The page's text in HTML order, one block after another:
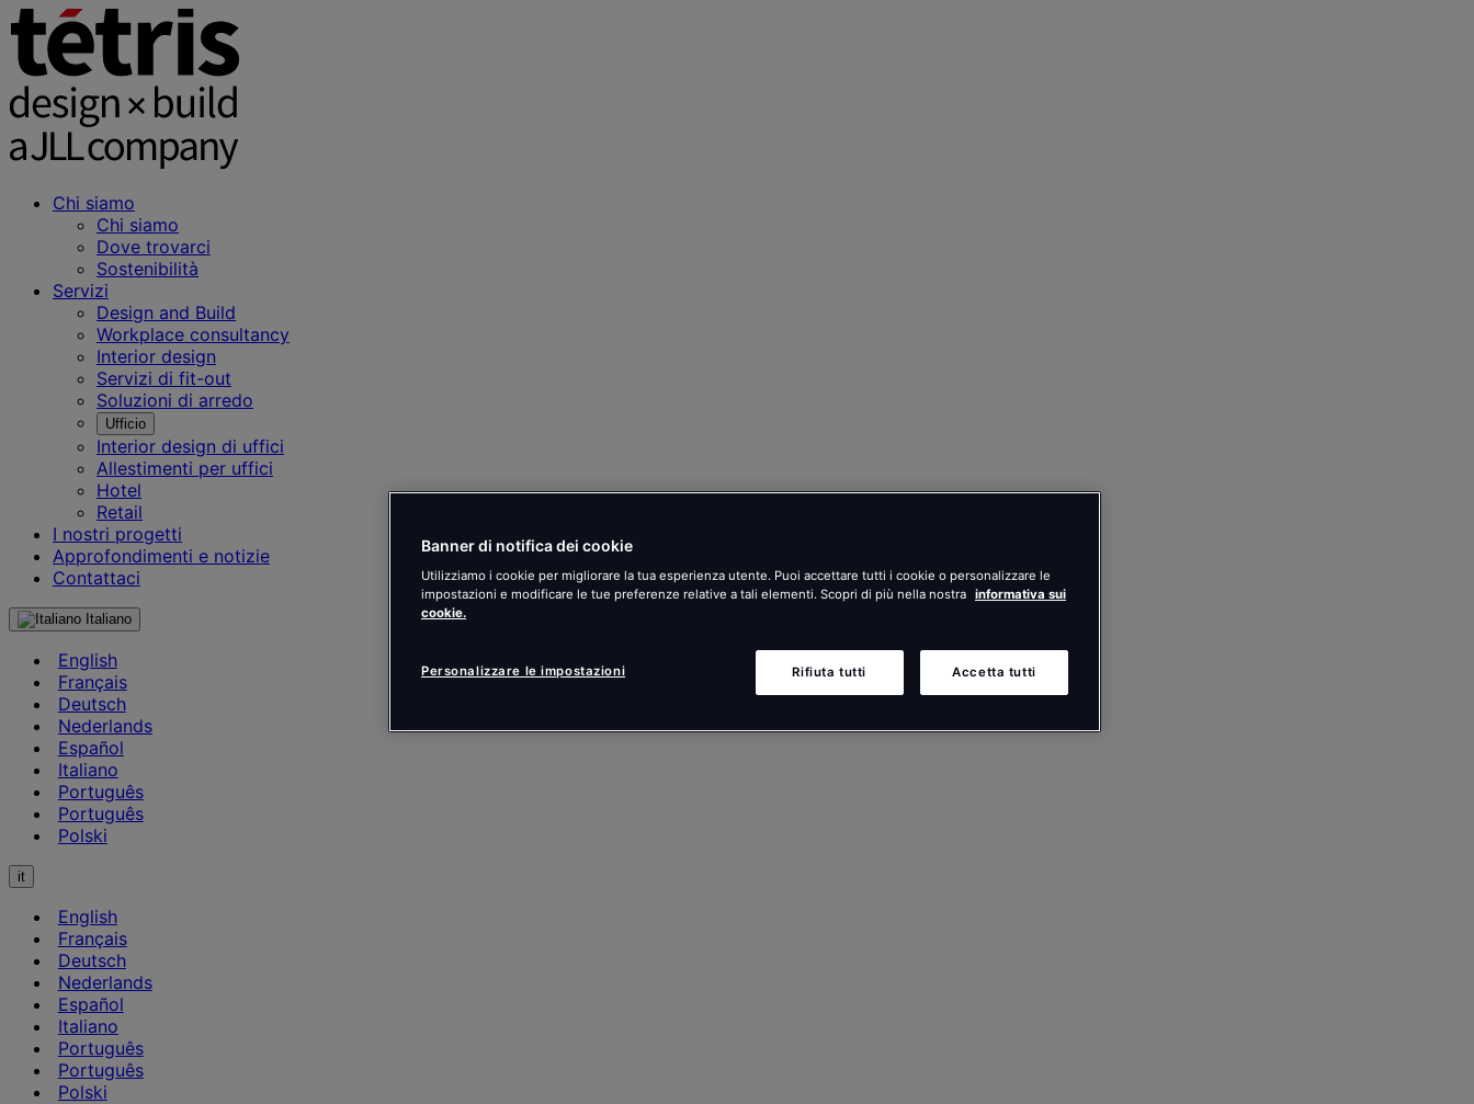
Chi siamo
Chi siamo
Dove trovarci
Sostenibilità
Servizi
Design and Build
Workplace consultancy
Interior design
Servizi di fit-out
Soluzioni di arredo
Ufficio
Interior design di uffici
Allestimenti per uffici
Hotel
Retail
I nostri progetti
Approfondimenti e notizie
Contattaci
Italiano
English
Français
Deutsch
Nederlands
Español
Italiano
Português
Português
Polski
it
English
Français
Deutsch
Nederlands
Español
Italiano
Português
Português
Polski
Banner di notifica dei cookie
Utilizziamo i cookie per migliorare la tua esperienza utente. Puoi accettare tutti i cookie o personalizzare le
impostazioni e modificare le tue preferenze relative a tali elementi. Scopri di più nella nostra informativa sui
cookie.
Rifiuta tutti Accetta tutti
Personalizzare le impostazioni